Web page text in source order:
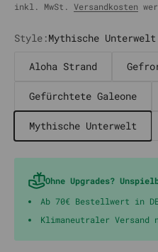
inkl. MwSt. Versandkosten
Style:Mythische Unterwelt
Aloha Strand
Gefürchtete Galeone
Mythische Unterwelt
Ohne Upgrades?
Ab 70€ Bestellwert in
Klimaneutraler Versand